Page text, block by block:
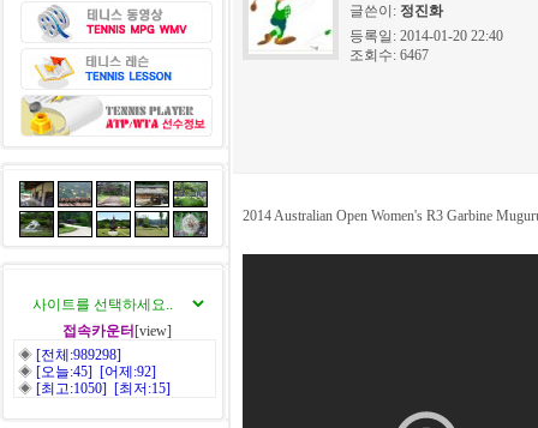
접속카운터 [view]
◈ [전체:989298]
◈ [오늘:45] [어제:92]
◈ [최고:1050] [최저:15]
글쓴이: 정진화
등록일: 2014-01-20 22:40
조회수: 6467
2014 Australian Open Women's R3 Garbine